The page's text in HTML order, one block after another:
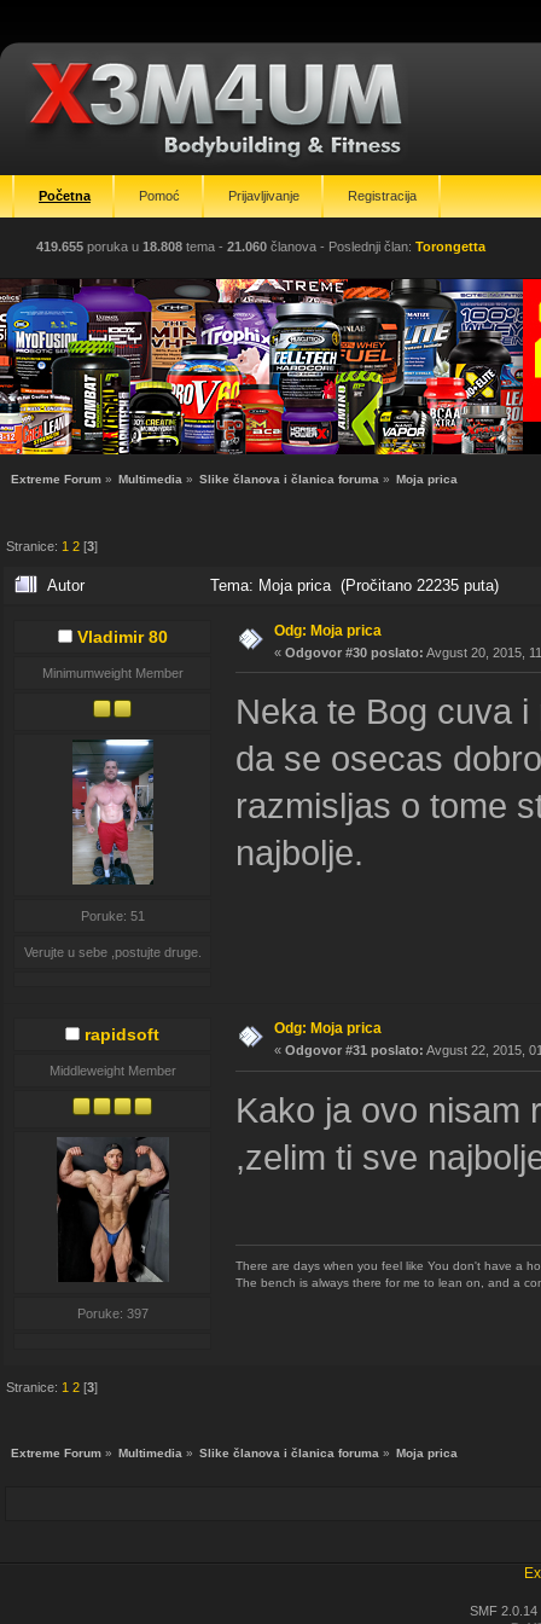
Početna Pomoć Prijavljivanje Registracija
419.655 poruka u 18.808 tema - 21.060 članova - Poslednji član: Torongetta
Extreme Forum » Multimedia » Slike članova i članica foruma » Moja prica
Stranice:1 2 [3]
Autor Tema: Moja prica (Pročitano 22235 puta)
Vladimir 80
Minimumweight Member
Poruke: 51
Verujte u sebe ,postujte druge.
Odg: Moja prica
« Odgovor #30 poslato: Avgust 20, 2015,
Neka te Bog cuva
da se osecas
razmisljas o tome
najbolje.
rapidsoft
Middleweight Member
Poruke: 397
Odg: Moja prica
« Odgovor #31 poslato: Avgust 22, 2015,
Kako ja ovo nisam
,zelim ti sve
There are days when you feel like You don't have a
The bench is always there for me to lean on, and a
Stranice: 1 2 [3]
Extreme Forum » Multimedia » Slike članova i članica foruma » Moja prica
SMF 2.0.14